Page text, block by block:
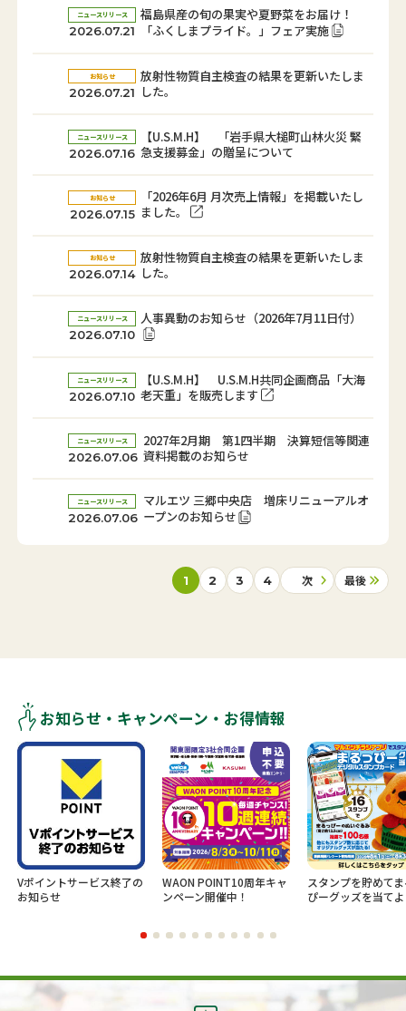
ニュースリリース
2026.07.21
福島県産の旬の果実や夏野菜をお届け！
「ふくしまプライド。」フェア実施
お知らせ
2026.07.21
放射性物質自主検査の結果を更新いたしま
した。
ニュースリリース
2026.07.16
【U.S.M.H】 「岩手県大槌町山林火災 緊
急支援募金」の贈呈について
お知らせ
2026.07.15
「2026年6月 月次売上情報」を掲載いたし
ました。
お知らせ
2026.07.14
放射性物質自主検査の結果を更新いたしま
した。
ニュースリリース
2026.07.10
人事異動のお知らせ（2026年7月11日付）
ニュースリリース
2026.07.10
【U.S.M.H】 U.S.M.H共同企画商品「大海
老天重」を販売します
ニュースリリース
2026.07.06
2027年2月期 第1四半期 決算短信等関連
資料掲載のお知らせ
ニュースリリース
2026.07.06
マルエツ 三郷中央店 増床リニューアルオ
ープンのお知らせ
1 2 3 4 次 最後
お知らせ・キャンペーン・お得情報
Vポイントサービス終了の
お知らせ
WAON POINT10周年キャ
ンペーン開催中！
スタンプを貯めて
ぴーグッズを当て